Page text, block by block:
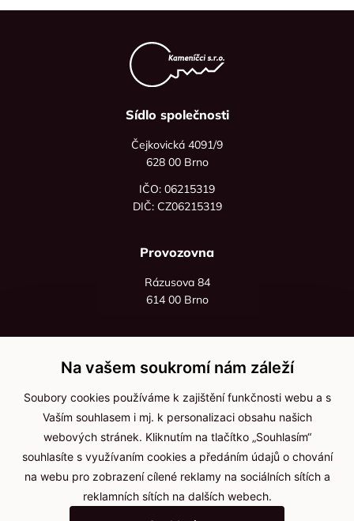
Sídlo společnosti
Čejkovická 4091/9
628 00 Brno
IČO: 06215319
DIČ: CZ06215319
Provozovna
Rázusova 84
614 00 Brno
+420 736 535 066
Po - pá: 8:00 - 16:00
info@jma-kam.cz
Důležité informace
Ochrana osobních údajů
Na vašem soukromí nám záleží
Soubory cookies používáme k zajištění funkčnosti webu a s
Vaším souhlasem i mj. k personalizaci obsahu našich
webových stránek. Kliknutím na tlačítko „Souhlasím“
souhlasíte s využívaním cookies a předáním údajů o chování
na webu pro zobrazení cílené reklamy na sociálních sítích a
reklamních sítích na dalších webech.